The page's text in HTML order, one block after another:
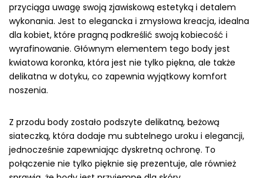
przyciąga uwagę swoją zjawiskową estetyką i detalem
wykonania. Jest to elegancka i zmysłowa kreacja, idealna
dla kobiet, które pragną podkreślić swoją kobiecość i
wyrafinowanie. Głównym elementem tego body jest
kwiatowa koronka, która jest nie tylko piękna, ale także
delikatna w dotyku, co zapewnia wyjątkowy komfort
noszenia.
Z przodu body zostało podszyte delikatną, beżową
siateczką, która dodaje mu subtelnego uroku i elegancji,
jednocześnie zapewniając dyskretną ochronę. To
połączenie nie tylko pięknie się prezentuje, ale również